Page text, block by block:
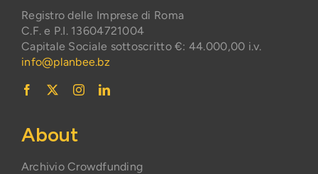
Registro delle Imprese di Roma
C.F. e P.I. 13604721004
Capitale Sociale sottoscritto €: 44.000,00 i.v.
info@planbee.bz
About
Archivio Crowdfunding